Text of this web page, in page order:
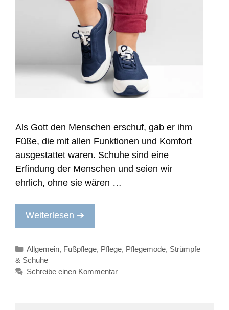
Als Gott den Menschen erschuf, gab er ihm
Füße, die mit allen Funktionen und Komfort
ausgestattet waren. Schuhe sind eine
Erfindung der Menschen und seien wir
ehrlich, ohne sie wären …
Weiterlesen ➔
Kategorien
Allgemein, Fußpflege, Pflege, Pflegemode, Strümpfe
& Schuhe
Schreibe einen Kommentar